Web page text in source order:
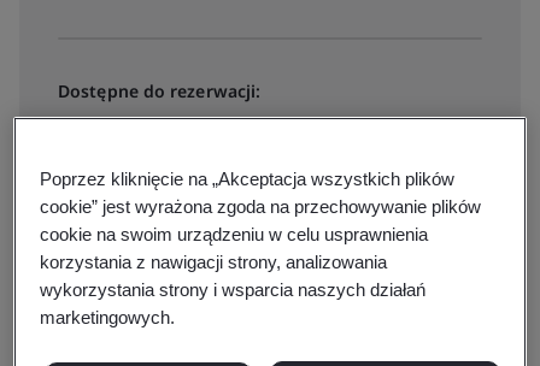
Dostępne do rezerwacji:
Check prices and book
Poprzez kliknięcie na „Akceptacja wszystkich plików
cookie” jest wyrażona zgoda na przechowywanie plików
cookie na swoim urządzeniu w celu usprawnienia
korzystania z nawigacji strony, analizowania
wykorzystania strony i wsparcia naszych działań
marketingowych.